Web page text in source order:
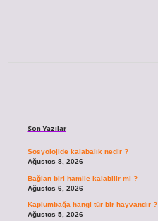
Son Yazılar
Sosyolojide kalabalık nedir ?
Ağustos 8, 2026
Bağlan biri hamile kalabilir mi ?
Ağustos 6, 2026
Kaplumbağa hangi tür bir hayvandır ?
Ağustos 5, 2026